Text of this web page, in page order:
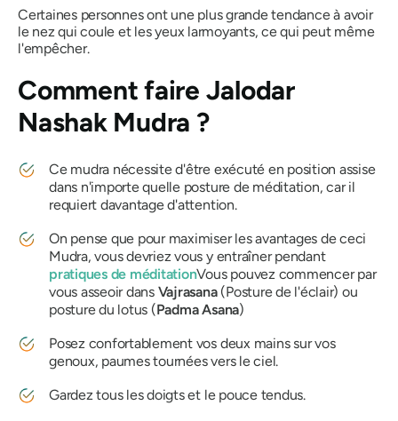
Certaines personnes ont une plus grande tendance à avoir
le nez qui coule et les yeux larmoyants, ce qui peut même
l'empêcher.
Comment faire Jalodar
Nashak Mudra ?
Ce mudra nécessite d'être exécuté en position assise
dans n'importe quelle posture de méditation, caril
requiert davantage d'attention.
On pense que pour maximiser les avantages de ceci
Mudra, vous devriez vous y entraîner pendant
pratiques de méditationVous pouvez commencer par
vous asseoir dans Vajrasana(Posture de l'éclair) ou
posture du lotus (PadmaAsana)
Posez confortablement vos deux mains sur vos
genoux, paumes tournées vers le ciel.
Gardez tous les doigts et le pouce tendus.